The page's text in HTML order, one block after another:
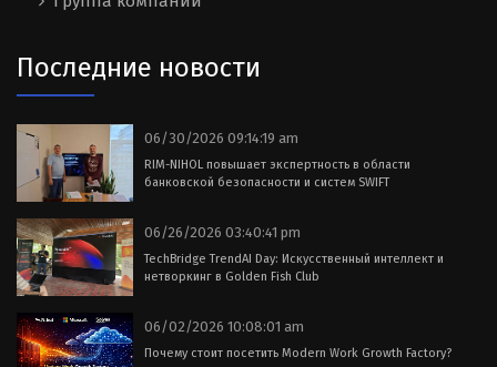
Последние новости
06/30/2026 09:14:19 am
RIM-NIHOL повышает экспертность в области
банковской безопасности и систем SWIFT
06/26/2026 03:40:41 pm
TechBridge TrendAI Day: Искусственный интеллект и
нетворкинг в Golden Fish Club
06/02/2026 10:08:01 am
Почему стоит посетить Modern Work Growth Factory?